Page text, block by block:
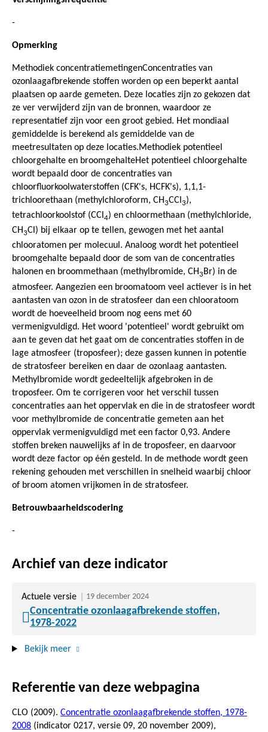
-
Opmerking
Methodiek concentratiemetingenConcentraties van
ozonlaagafbrekende stoffen worden op een beperkt aantal
plaatsen op aarde gemeten. Deze locaties zijn zo gekozen dat
ze ver verwijderd zijn van de bronnen, waardoor ze
representatief zijn voor een groot gebied. Het mondiaal
gemiddelde is berekend als gemiddelde van de
meetresultaten op deze locaties.Methodiek potentieel
chloorgehalte en broomgehalteHet potentieel chloorgehalte
wordt bepaald door de concentraties van
chloorfluorkoolwaterstoffen (CFK's, HCFK's), 1,1,1-
trichloorethaan (methylchloroform, CH3CCl 3),
tetrachloorkoolstof (CCl 4) en chloormethaan (methylchloride,
CH3Cl) bij elkaar op te tellen, gewogen met het aantal
chlooratomen per molecuul. Analoog wordt het potentieel
broomgehalte bepaald door de som van de concentraties
halonen en broommethaan (methylbromide, CH3Br) in de
atmosfeer. Aangezien een broomatoom veel actiever is in het
aantasten van ozon in de stratosfeer dan een chlooratoom
wordt de hoeveelheid broom nog eens met 60
vermenigvuldigd. Het woord 'potentieel' wordt gebruikt om
aan te geven dat het gaat om de concentraties stoffen in de
lage atmosfeer (troposfeer); deze gassen kunnen in potentie
de stratosfeer bereiken en daar de ozonlaag aantasten.
Methylbromide wordt gedeeltelijk afgebroken in de
troposfeer. Om te corrigeren voor het verschil tussen
concentraties aan het oppervlak en die in de stratosfeer wordt
voor methylbromide de concentratie gemeten aan het
oppervlak vermenigvuldigd met een factor 0,93. Andere
stoffen breken nauwelijks af in de troposfeer, en daarvoor
wordt deze factor op één gesteld. In de methode wordt geen
rekening gehouden met verschillen in snelheid waarbij chloor
of broom atomen vrijkomen in de stratosfeer.
Betrouwbaarheidscodering
-
Archief van deze indicator
Actuele versie 19 december 2024
Concentratie ozonlaagafbrekende stoffen,
1978-2022
Bekijk meer
Referentie van deze webpagina
CLO (2009). Concentratie ozonlaagafbrekende stoffen, 1978-
2008 (indicator 0217, versie 09, 20 november 2009),